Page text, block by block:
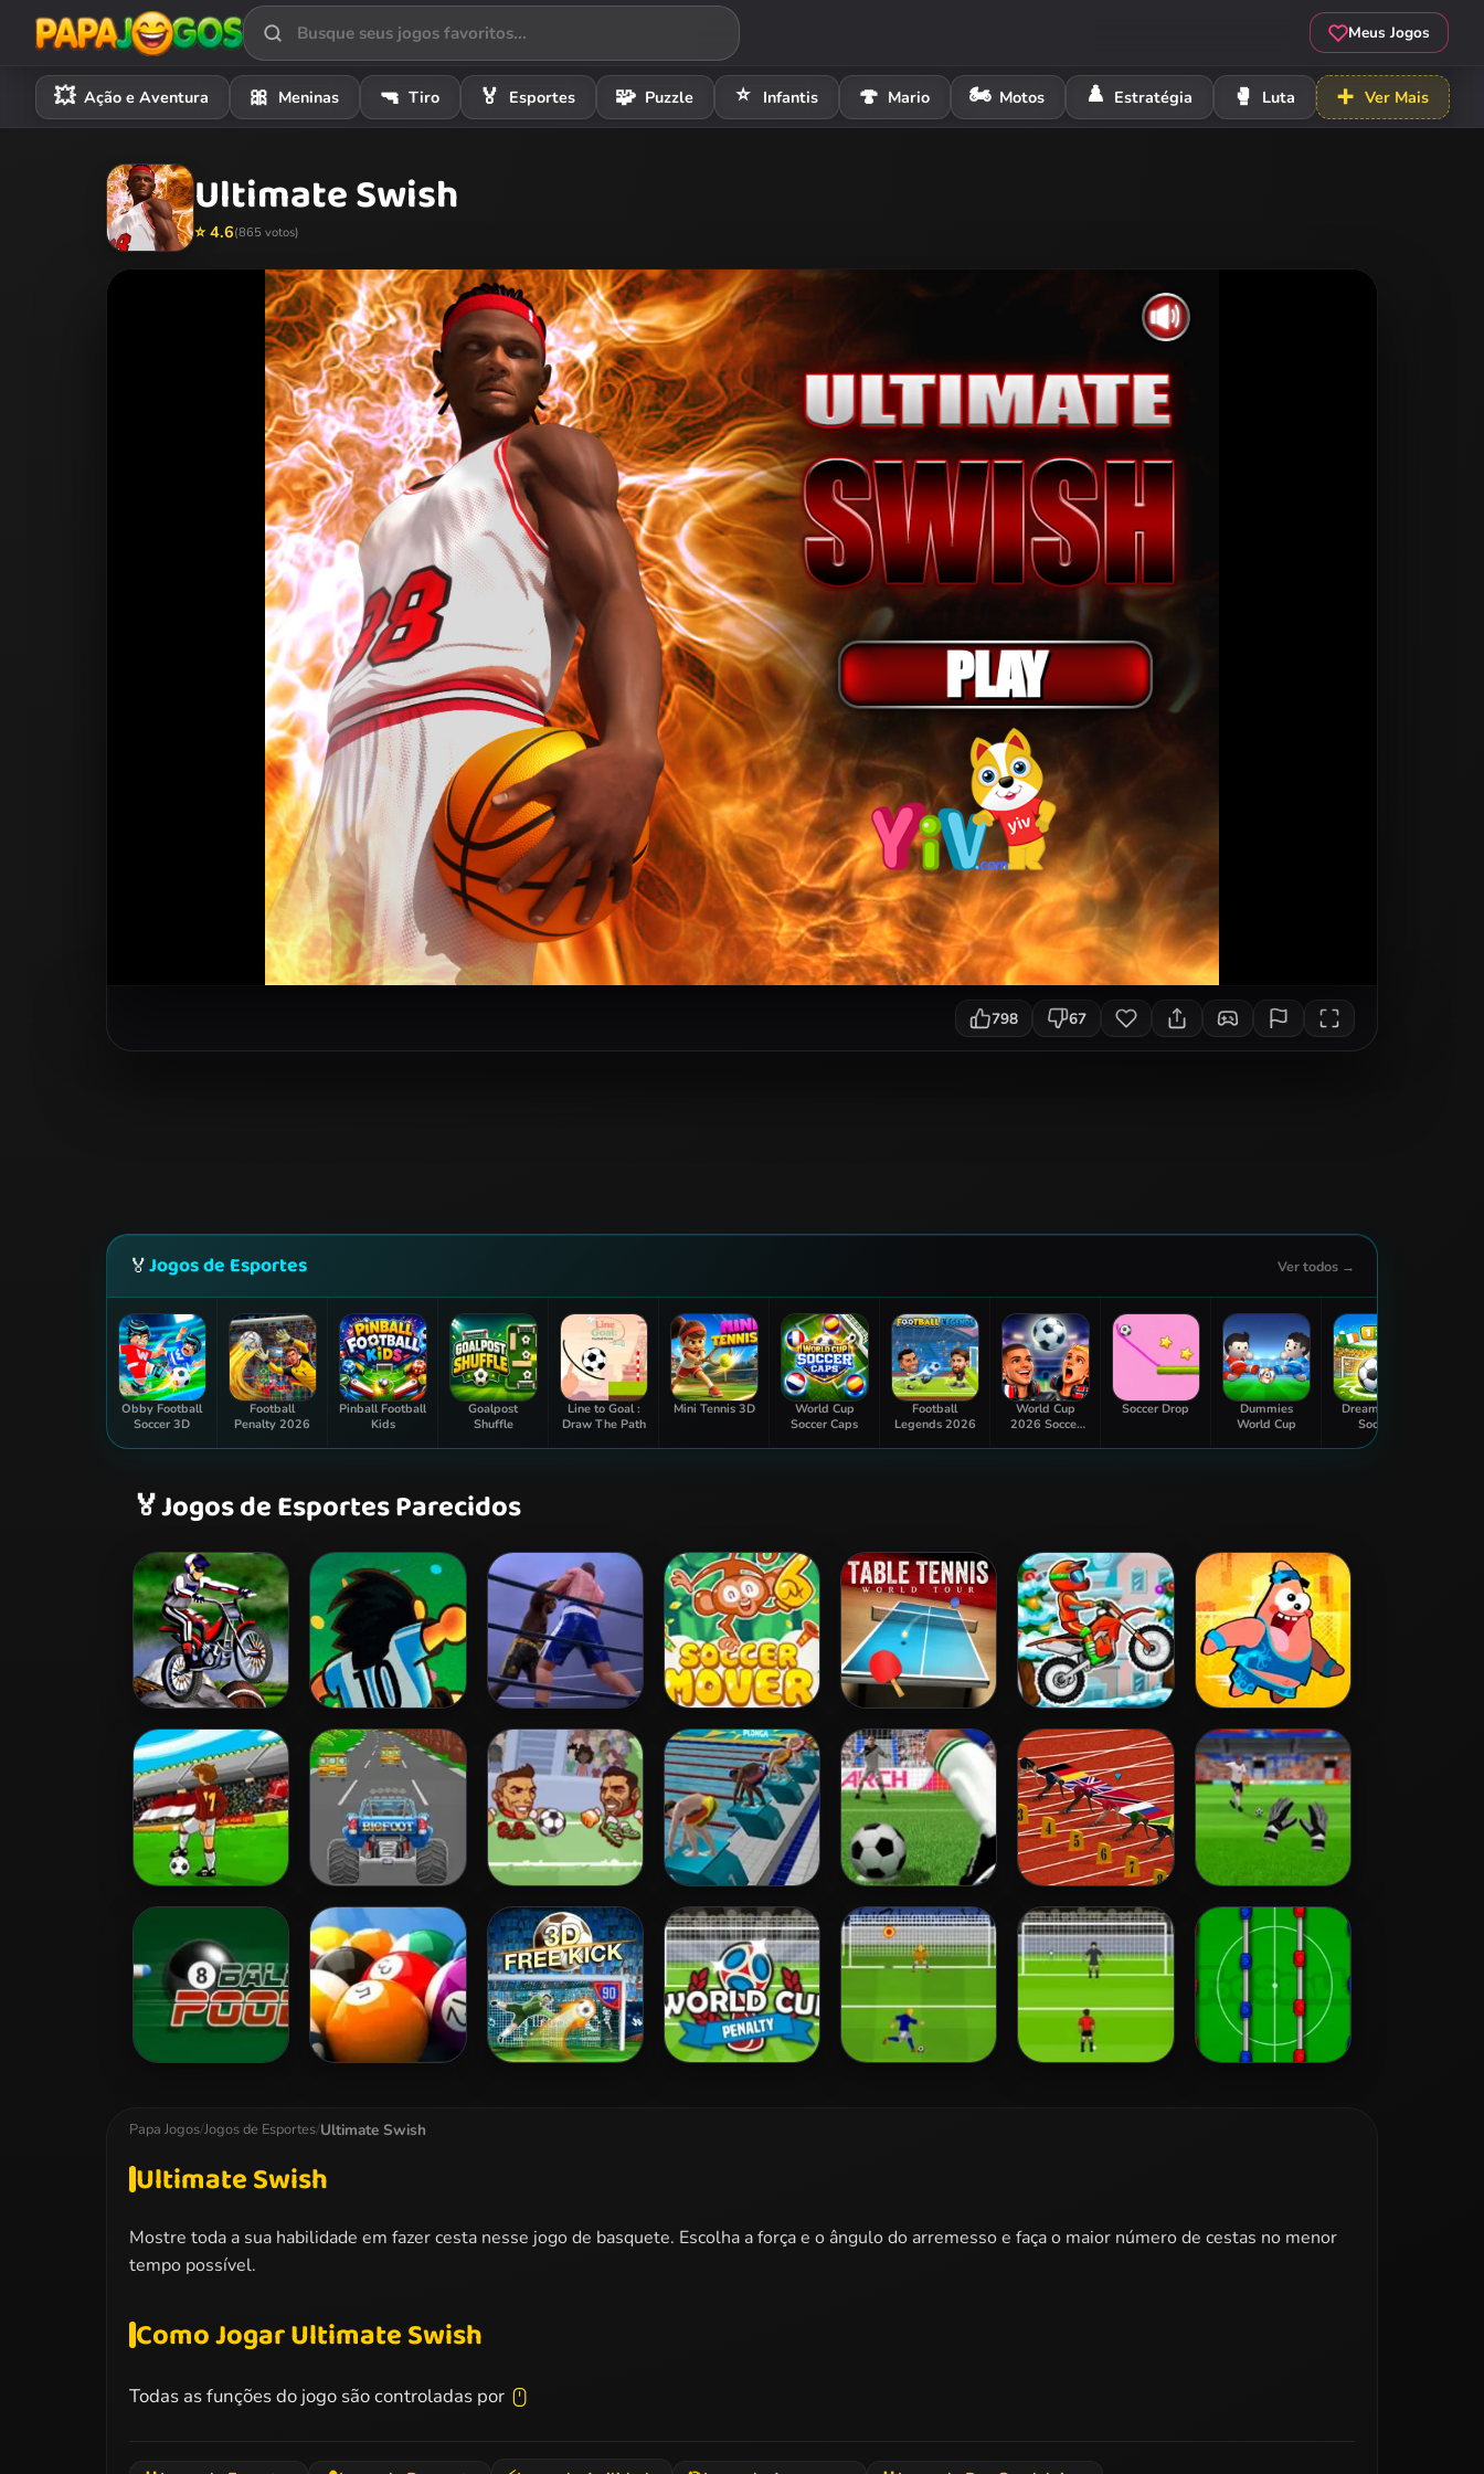
Meus Jogos
💥 Ação e Aventura 🎀 Meninas 🔫 Tiro 🏅 Esportes 🧩 Puzzle ⭐ Infantis 🍄 Mario 🏍️ Motos ♟️ Estratégia 🥊 Luta ➕ Ver Mais
Ultimate Swish
⭐ 4.6(865 votos)
798 67
🏅Jogos de Esportes Ver todos →
Obby Football
Soccer 3D
Football
Penalty 2026
Pinball Football
Kids
Goalpost
Shuffle
Line to Goal :
Draw The Path
Mini Tennis 3D
World Cup
Soccer Caps
Football
Legends 2026
World Cup
2026 Soccer
Soccer Drop
Dummies
World Cup
Dream Head
Soccer
🏅Jogos de Esportes Parecidos
Bike Mania Foot Chinko Ultimate Boxing Soccer Mover
2015
Table Tennis
World Tour
Moto XM Winter Nick Basketball
Stars 2
Tiki Taka Run Turbotastic Heads Arena Euro
Soccer
Swimming Pro Penalty Kicks 100 Metres Race Goalkeeper
Challenge
Papa Jogos/Jogos de Esportes/Ultimate Swish
Ultimate Swish
Mostre toda a sua habilidade em fazer cesta nesse jogo de basquete. Escolha a força e o ângulo do arremesso e faça o maior número de cestas no menor
tempo possível.
Como Jogar Ultimate Swish
Todas as funções do jogo são controladas por